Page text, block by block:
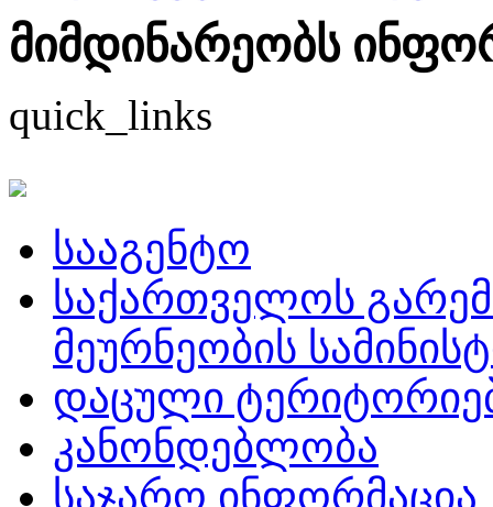
მიმდინარეობს
quick_links
სააგენტო
საქართველოს
მეურნეობის
დაცული
კანონდებლობა
საჯარო ინფორმაცია